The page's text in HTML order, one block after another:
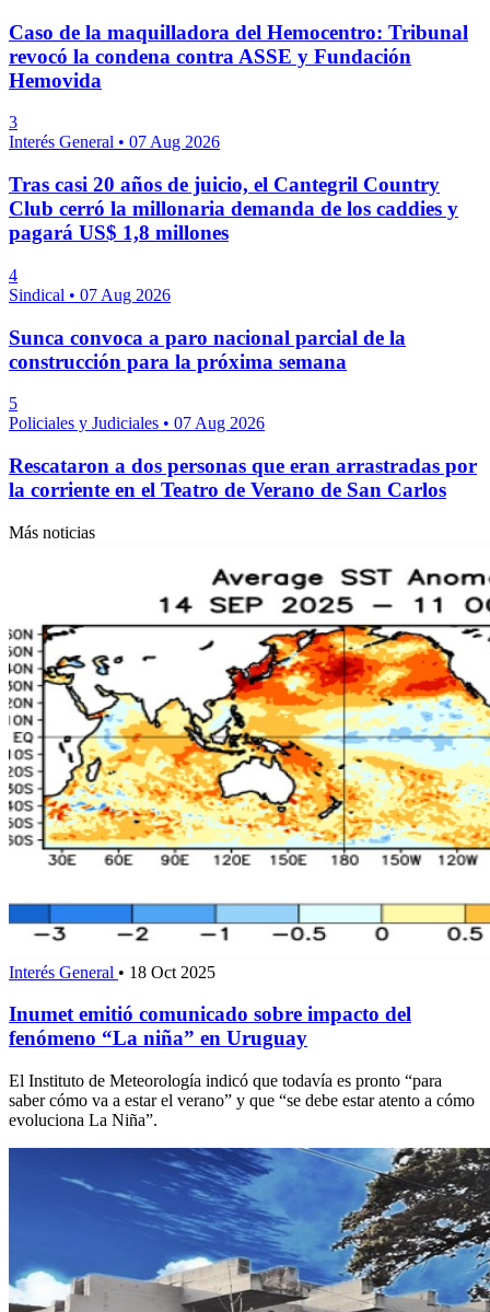
Caso de la maquilladora del Hemocentro: Tribunal
revocó la condena contra ASSE y Fundación
Hemovida
3
Interés General • 07 Aug 2026
Tras casi 20 años de juicio, el Cantegril Country
Club cerró la millonaria demanda de los caddies y
pagará US$ 1,8 millones
4
Sindical • 07 Aug 2026
Sunca convoca a paro nacional parcial de la
construcción para la próxima semana
5
Policiales y Judiciales • 07 Aug 2026
Rescataron a dos personas que eran arrastradas por
la corriente en el Teatro de Verano de San Carlos
Más noticias
Interés General • 18 Oct 2025
Inumet emitió comunicado sobre impacto del
fenómeno “La niña” en Uruguay
El Instituto de Meteorología indicó que todavía es pronto “para
saber cómo va a estar el verano” y que “se debe estar atento a cómo
evoluciona La Niña”.